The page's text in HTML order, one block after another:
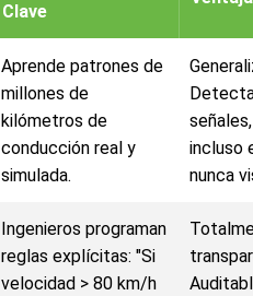
Clave
Aprende patrones de
millones de
kilómetros de
conducción real y
simulada.
incluso
nunca
Ingenieros programan
reglas explícitas: "Si
velocidad > 80 km/h